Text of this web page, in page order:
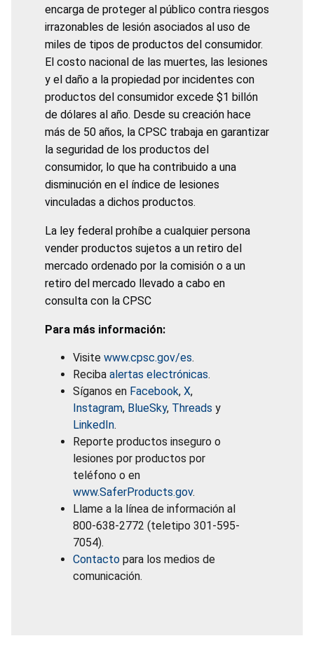
encarga de proteger al público contra riesgos
irrazonables de lesión asociados al uso de
miles de tipos de productos del consumidor.
El costo nacional de las muertes, las lesiones
y el daño a la propiedad por incidentes con
productos del consumidor excede $1 billón
de dólares al año. Desde su creación hace
más de 50 años, la CPSC trabaja en garantizar
la seguridad de los productos del
consumidor, lo que ha contribuido a una
disminución en el índice de lesiones
vinculadas a dichos productos.
La ley federal prohíbe a cualquier persona
vender productos sujetos a un retiro del
mercado ordenado por la comisión o a un
retiro del mercado llevado a cabo en
consulta con la CPSC
Para más información:
Visite www.cpsc.gov/es.
Reciba alertas electrónicas.
Síganos en Facebook, X,
Instagram, BlueSky, Threads y
LinkedIn.
Reporte productos inseguro o
lesiones por productos por
teléfono o en
www.SaferProducts.gov.
Llame a la línea de información al
800-638-2772 (teletipo 301-595-
7054).
Contacto para los medios de
comunicación.